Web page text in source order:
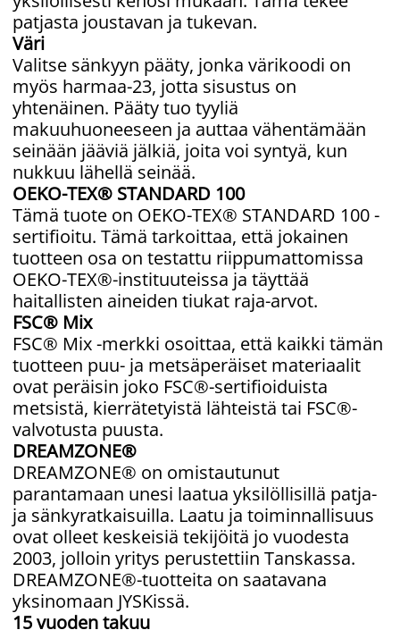
patjasta joustavan ja tukevan.
Väri
Valitse sänkyyn pääty, jonka värikoodi on
myös harmaa-23, jotta sisustus on
yhtenäinen. Pääty tuo tyyliä
makuuhuoneeseen ja auttaa vähentämään
seinään jääviä jälkiä, joita voi syntyä, kun
nukkuu lähellä seinää.
OEKO-TEX® STANDARD 100
Tämä tuote on OEKO-TEX® STANDARD 100 -
sertifioitu. Tämä tarkoittaa, että jokainen
tuotteen osa on testattu riippumattomissa
OEKO-TEX®-instituuteissa ja täyttää
haitallisten aineiden tiukat raja-arvot.
FSC® Mix
FSC® Mix -merkki osoittaa, että kaikki tämän
tuotteen puu- ja metsäperäiset materiaalit
ovat peräisin joko FSC®-sertifioiduista
metsistä, kierrätetyistä lähteistä tai FSC®-
valvotusta puusta.
DREAMZONE®
DREAMZONE® on omistautunut
parantamaan unesi laatua yksilöllisillä patja-
ja sänkyratkaisuilla. Laatu ja toiminnallisuus
ovat olleet keskeisiä tekijöitä jo vuodesta
2003, jolloin yritys perustettiin Tanskassa.
DREAMZONE®-tuotteita on saatavana
yksinomaan JYSKissä.
15 vuoden takuu